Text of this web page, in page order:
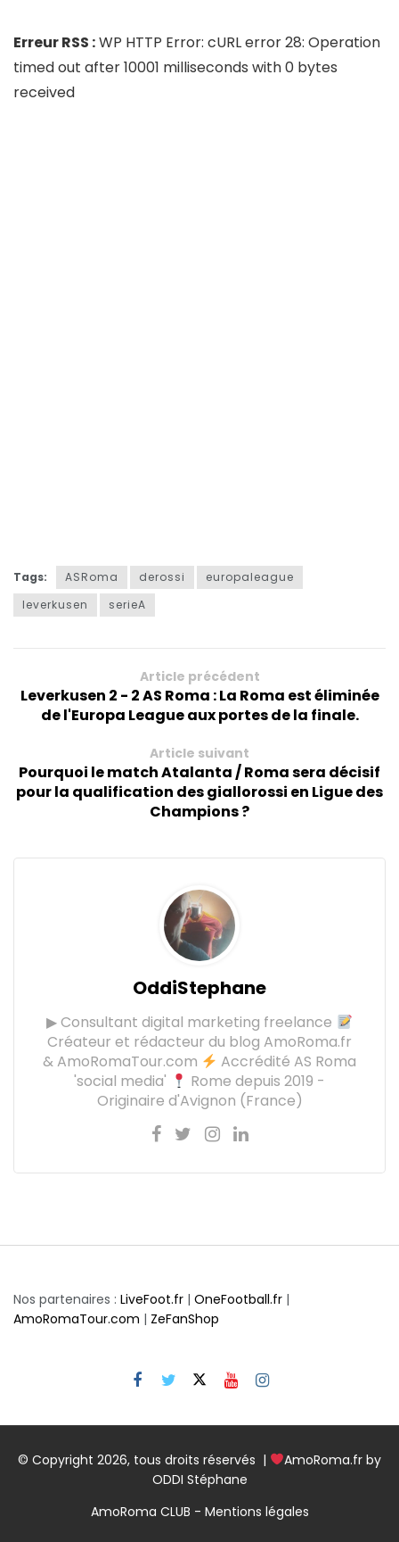
Erreur RSS :WP HTTP Error: cURL error 28: Operation
timed out after 10001 milliseconds with 0 bytes
received
Tags: ASRoma derossi
europaleague
leverkusen
serieA
Article précédent
Leverkusen 2 - 2 AS Roma : La Roma est éliminée
de l'Europa League aux portes de la finale.
Article suivant
Pourquoi le match Atalanta / Roma sera décisif
pour la qualification des giallorossi en Ligue des
Champions ?
OddiStephane
▶ Consultant digital marketing freelance
Créateur et rédacteur du blog AmoRoma.fr
& AmoRomaTour.com
Accrédité AS Roma
'social media'
Rome depuis 2019 -
Originaire d'Avignon (France)
Nos partenaires : LiveFoot.fr | OneFootball.fr |
AmoRomaTour.com | ZeFanShop
© Copyright 2026, tous droits réservés |
AmoRoma.fr by
ODDI Stéphane
AmoRoma CLUB - Mentions légales